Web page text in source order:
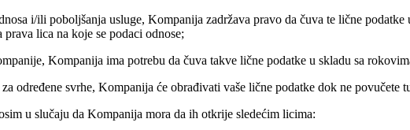
i/ili poboljšanja usluge, Kompanija zadržava pravo da čuva te lične
lica na koje se podaci odnose;
Kompanija ima potrebu da čuva takve lične podatke u skladu sa
određene svrhe, Kompanija će obrađivati vaše lične podatke dok ne povučete
u slučaju da Kompanija mora da ih otkrije sledećim licima: